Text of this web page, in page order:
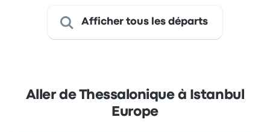
Afficher tous les départs
Aller de Thessalonique à Istanbul
Europe